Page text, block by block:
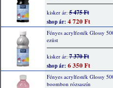
kisker ár:5 475 Ft
shop ár: 4 720 Ft
Fényes acrylfesték Glossy
ezüst
kisker ár:7 370 Ft
shop ár: 6 350 Ft
Fényes acrylfesték Glossy
boombon rózsaszín